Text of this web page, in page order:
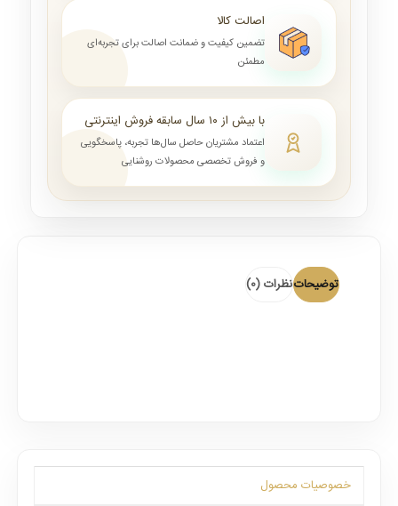
اصالت کالا
تضمین کیفیت و ضمانت اصالت برای تجربه‌ای
مطمئن
با بیش از ۱۰ سال سابقه فروش اینترنتی
اعتماد مشتریان حاصل سال‌ها تجربه، پاسخگویی
و فروش تخصصی محصولات روشنایی
توضیحاتنظرات (0)
خصوصیات محصول